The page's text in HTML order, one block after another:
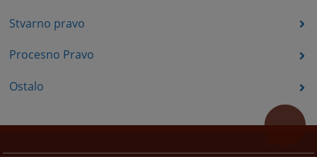
Stvarno pravo
Procesno Pravo
Ostalo